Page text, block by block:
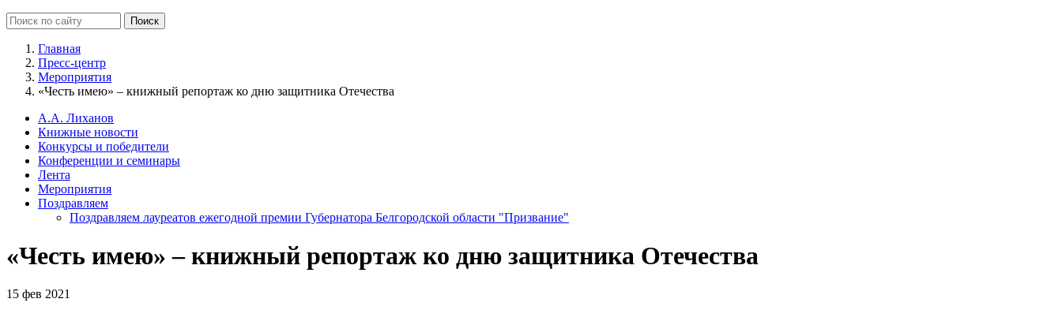
Главная
Пресс-центр
Мероприятия
«Честь имею» – книжный репортаж ко дню защитника Отечества
А.А. Лиханов
Книжные новости
Конкурсы и победители
Конференции и семинары
Лента
Мероприятия
Поздравляем
Поздравляем лауреатов ежегодной премии Губернатора Белгородской области "Призвание"
«Честь имею» – книжный репортаж ко дню защитника Отечества
15 фев 2021